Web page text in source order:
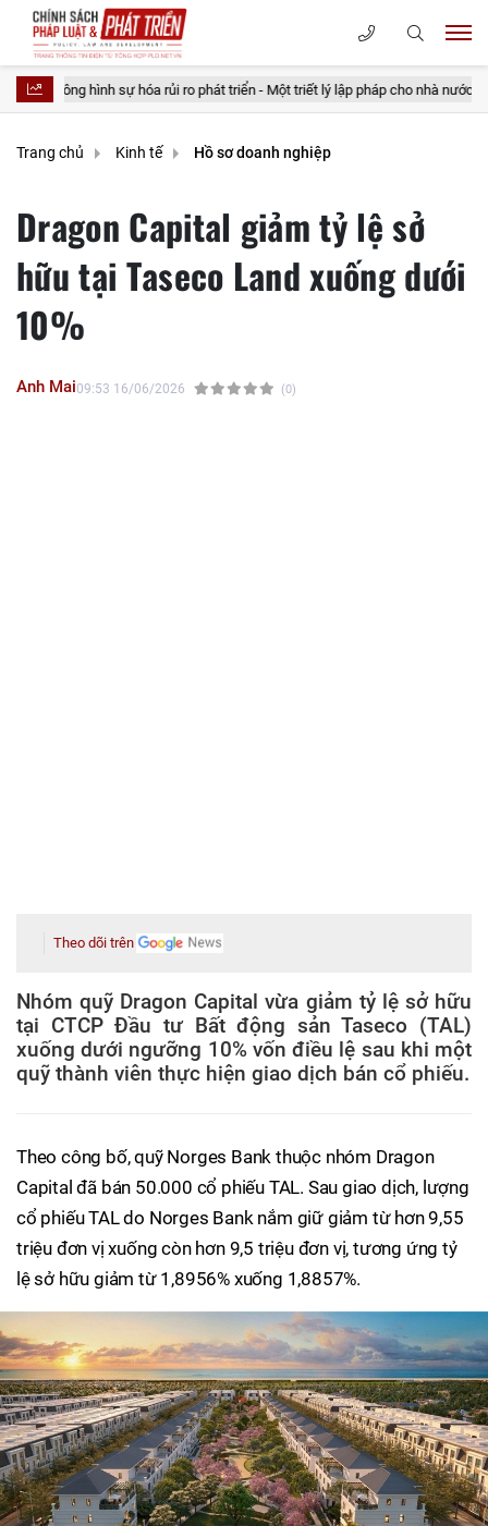
hóa rủi ro phát triển - Một triết lý lập pháp cho nhà nước kiến tạo
Trang chủ Kinh tế Hồ sơ doanh nghiệp
Dragon Capital giảm tỷ lệ sở
hữu tại Taseco Land xuống dưới
10%
Anh Mai09:53 16/06/2026 (0)
Theo dõi trên
Nhóm quỹ Dragon Capital vừa giảm tỷ lệ sở hữu
tại CTCP Đầu tư Bất động sản Taseco (TAL)
xuống dưới ngưỡng 10% vốn điều lệ sau khi một
quỹ thành viên thực hiện giao dịch bán cổ phiếu.
Theo công bố, quỹ Norges Bank thuộc nhóm Dragon
Capital đã bán 50.000 cổ phiếu TAL. Sau giao dịch, lượng
cổ phiếu TAL do Norges Bank nắm giữ giảm từ hơn 9,55
triệu đơn vị xuống còn hơn 9,5 triệu đơn vị, tương ứng tỷ
lệ sở hữu giảm từ 1,8956% xuống 1,8857%.